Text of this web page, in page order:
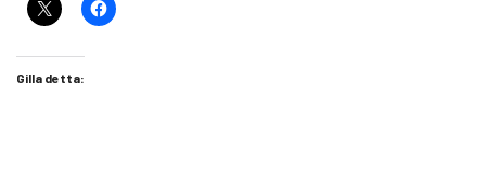
Gilla detta: